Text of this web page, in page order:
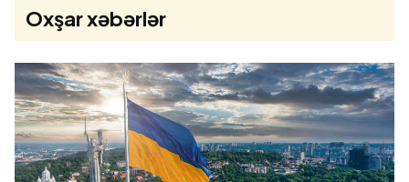
Oxşar xəbərlər